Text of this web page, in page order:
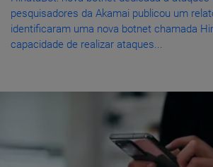
pesquisadores da Akamai publicou um
identificaram uma nova botnet chamada
capacidade de realizar ataques...